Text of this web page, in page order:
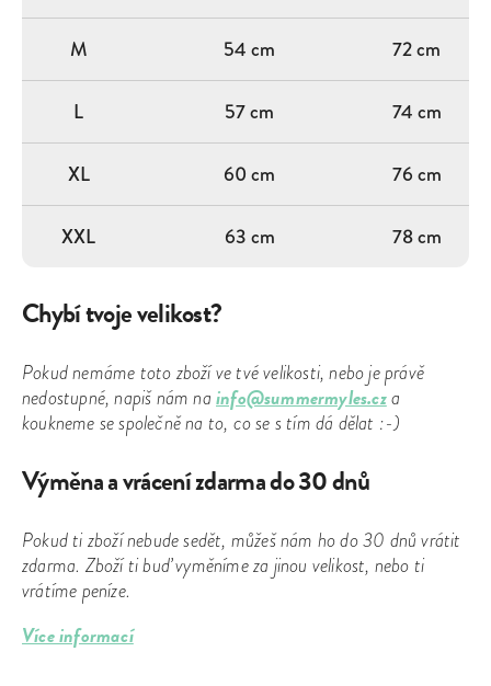
M 54 cm 72 cm
L 57 cm 74 cm
XL 60 cm 76 cm
XXL 63 cm 78 cm
Chybí tvoje velikost?
Pokud nemáme toto zboží ve tvé velikosti, nebo je právě
nedostupné, napiš nám na info@summermyles.cza
koukneme se společně na to, co se s tím dá dělat :-)
Výměna a vrácení zdarma do 30 dnů
Pokud ti zboží nebude sedět, můžeš nám ho do 30 dnů vrátit
zdarma. Zboží ti buď vyměníme za jinou velikost, nebo ti
vrátíme peníze.
Více informací